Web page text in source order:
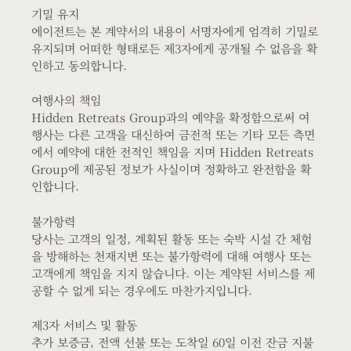
기밀 유지
에이전트는 본 계약서의 내용이 서명자에게 엄격히 기밀로
유지되며 어떠한 형태로든 제3자에게 공개될 수 없음을 확
인하고 동의합니다.
여행사의 책임
Hidden Retreats Group과의 예약을 확정함으로써 여
행사는 다른 고객을 대신하여 금전적 또는 기타 모든 측면
에서 예약에 대한 전적인 책임을 지며 Hidden Retreats
Group에 제공된 정보가 사실이며 정확하고 완전함을 확
인합니다.
불가항력
당사는 고객의 일정, 계획된 활동 또는 숙박 시설 간 체험
을 방해하는 천재지변 또는 불가항력에 대해 여행사 또는
고객에게 책임을 지지 않습니다. 이는 계약된 서비스를 제
공할 수 없게 되는 경우에도 마찬가지입니다.
제3자 서비스 및 활동
추가 보증금, 전액 선불 또는 도착일 60일 이전 잔금 지불